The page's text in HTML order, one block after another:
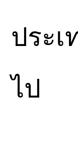
ประ
ไป